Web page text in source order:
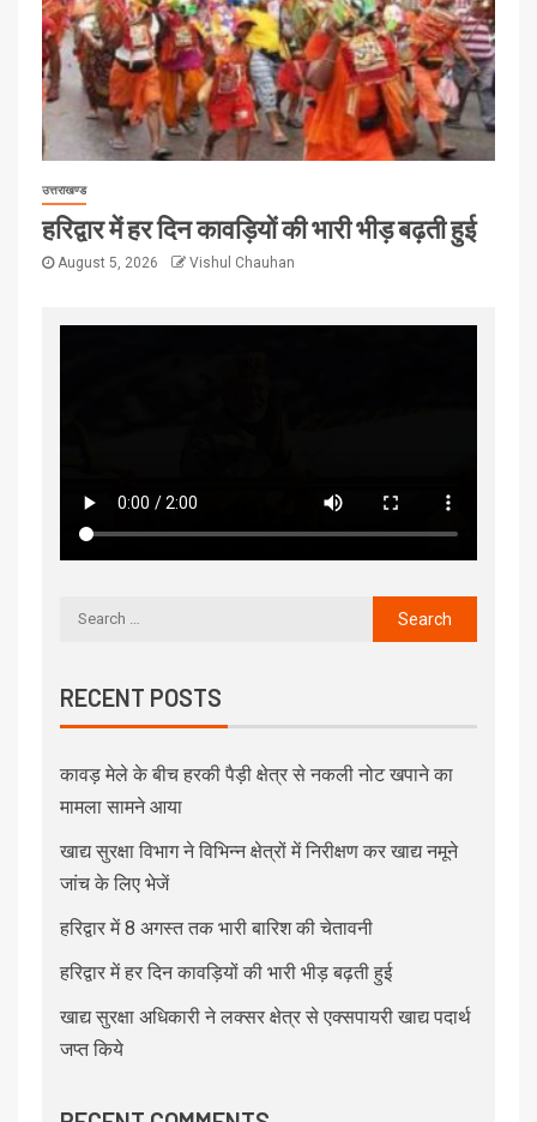
उत्तराखण्ड
हरिद्वार में हर दिन कावड़ियों की भारी भीड़ बढ़ती हुई
August 5, 2026 Vishul Chauhan
RECENT POSTS
कावड़ मेले के बीच हरकी पैड़ी क्षेत्र से नकली नोट खपाने का
मामला सामने आया
खाद्य सुरक्षा विभाग ने विभिन्न क्षेत्रों में निरीक्षण कर खाद्य नमूने
जांच के लिए भेजें
हरिद्वार में 8 अगस्त तक भारी बारिश की चेतावनी
हरिद्वार में हर दिन कावड़ियों की भारी भीड़ बढ़ती हुई
खाद्य सुरक्षा अधिकारी ने लक्सर क्षेत्र से एक्सपायरी खाद्य पदार्थ
जप्त किये